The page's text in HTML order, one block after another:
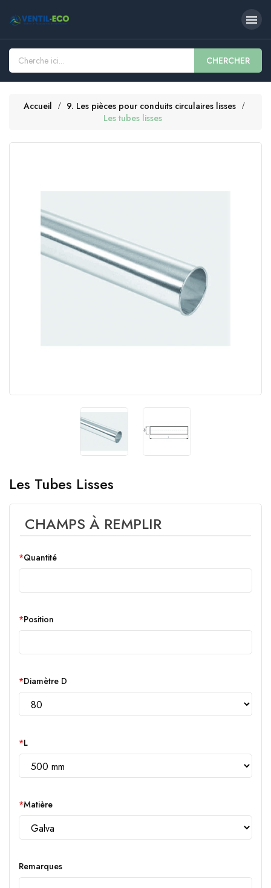

CHERCHER
Accueil
9. Les pièces pour conduits circulaires lisses
Les tubes lisses
Les Tubes Lisses
CHAMPS À REMPLIR
Quantité
Position
Diamètre D
L
Matière
Remarques